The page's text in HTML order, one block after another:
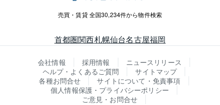
売買・賃貸 全国30,234件から物件検索
首都圏関西札幌仙台名古屋福岡
会社情報 採用情報
ニュースリリース
ヘルプ・よくあるご質問
サイトマップ
各種お問合せ
サイトについて・免責事項
個人情報保護・プライバシーポリシー
ご意見・お問合せ